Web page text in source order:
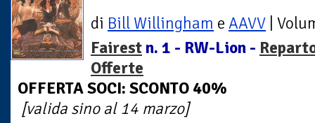
di Bill Willingham e AAVV |
Fairest n. 1 - RW-Lion -
Offerte
OFFERTA SOCI: SCONTO 40%
[valida sino al 14 marzo]